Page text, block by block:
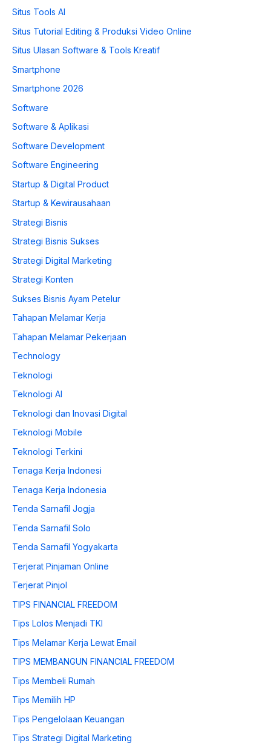
Situs Tools AI
Situs Tutorial Editing & Produksi Video Online
Situs Ulasan Software & Tools Kreatif
Smartphone
Smartphone 2026
Software
Software & Aplikasi
Software Development
Software Engineering
Startup & Digital Product
Startup & Kewirausahaan
Strategi Bisnis
Strategi Bisnis Sukses
Strategi Digital Marketing
Strategi Konten
Sukses Bisnis Ayam Petelur
Tahapan Melamar Kerja
Tahapan Melamar Pekerjaan
Technology
Teknologi
Teknologi AI
Teknologi dan Inovasi Digital
Teknologi Mobile
Teknologi Terkini
Tenaga Kerja Indonesi
Tenaga Kerja Indonesia
Tenda Sarnafil Jogja
Tenda Sarnafil Solo
Tenda Sarnafil Yogyakarta
Terjerat Pinjaman Online
Terjerat Pinjol
TIPS FINANCIAL FREEDOM
Tips Lolos Menjadi TKI
Tips Melamar Kerja Lewat Email
TIPS MEMBANGUN FINANCIAL FREEDOM
Tips Membeli Rumah
Tips Memilih HP
Tips Pengelolaan Keuangan
Tips Strategi Digital Marketing